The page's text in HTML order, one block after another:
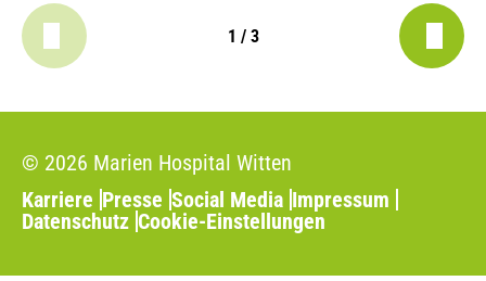
1 / 3
© 2026 Marien Hospital Witten
Karriere Presse Social Media Impressum
Datenschutz Cookie-Einstellungen